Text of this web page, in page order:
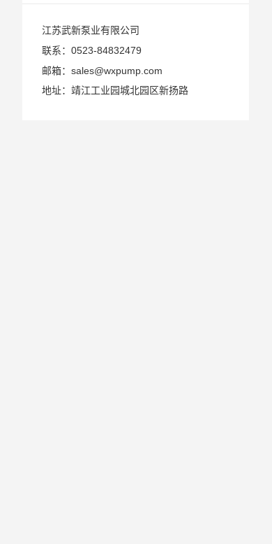
江苏武新泵业有限公司
联系： 0523-84832479
邮箱： sales@wxpump.com
地址：靖江工业园城北园区新扬路